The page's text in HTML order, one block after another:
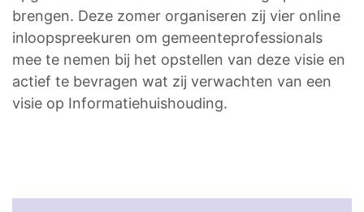
brengen. Deze zomer organiseren zij vier online
inloopspreekuren om gemeenteprofessionals
mee te nemen bij het opstellen van deze visie en
actief te bevragen wat zij verwachten van een
visie op Informatiehuishouding.